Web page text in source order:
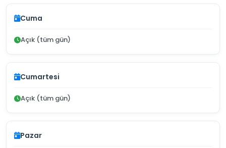
Cuma
Açık (tüm gün)
Cumartesi
Açık (tüm gün)
Pazar